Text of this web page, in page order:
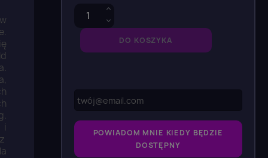
i
DO KOSZYKA
POWIADOM MNIE KIEDY BĘDZIE
DOSTĘPNY